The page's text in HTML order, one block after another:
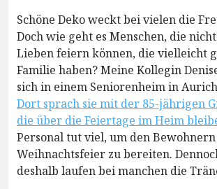
Schöne Deko weckt bei vielen die
Doch wie geht es Menschen, die
Lieben feiern können, die vielleicht
Familie haben? Meine Kollegin
sich in einem Seniorenheim in
Dort sprach sie mit der 85-jährigen
die über die Feiertage im Heim
Personal tut viel, um den Bewohnern
Weihnachtsfeier zu bereiten.
deshalb laufen bei manchen die